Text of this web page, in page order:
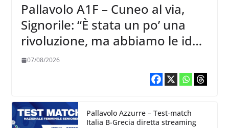
Pallavolo A1F – Cuneo al via,
Signorile: “È stata un po’ una
rivoluzione, ma abbiamo le idee
chiare siu cosa vogliamo fare”
07/08/2026
Pallavolo Azzurre – Test-match
Italia B-Grecia diretta streaming